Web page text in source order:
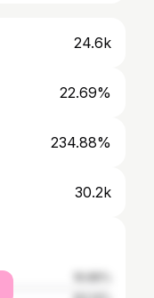
24.6k
22.69%
234.88%
30.2k